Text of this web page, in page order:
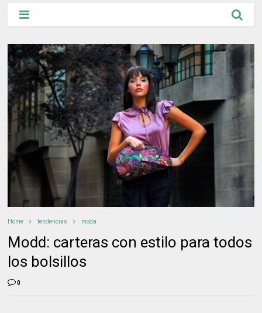
Home tendencias moda
Modd: carteras con estilo para todos
los bolsillos
0